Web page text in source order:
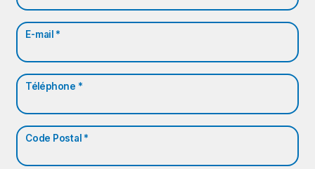
E-mail *
Téléphone *
Code Postal *